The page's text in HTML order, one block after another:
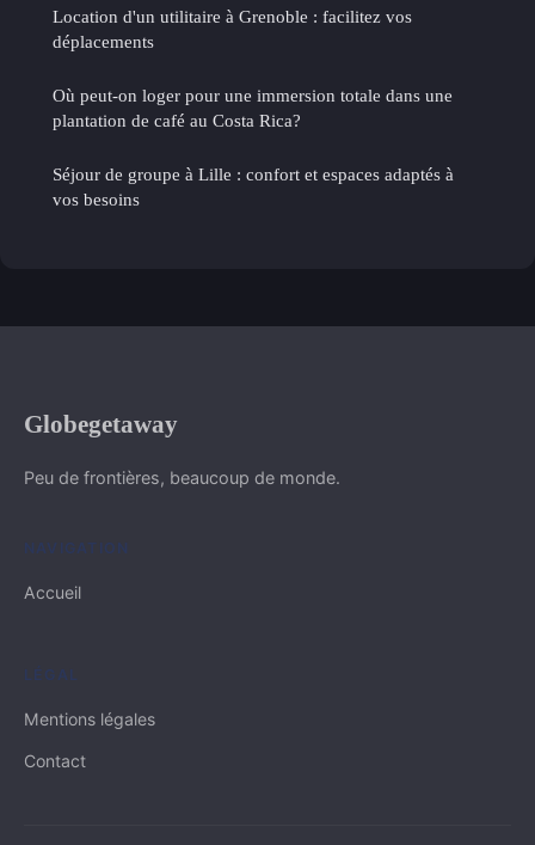
Location d'un utilitaire à Grenoble : facilitez vos
déplacements
Où peut-on loger pour une immersion totale dans une
plantation de café au Costa Rica?
Séjour de groupe à Lille : confort et espaces adaptés à
vos besoins
Globegetaway
Peu de frontières, beaucoup de monde.
NAVIGATION
Accueil
LÉGAL
Mentions légales
Contact